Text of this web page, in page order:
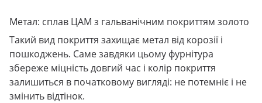
Метал: сплав ЦАМ з гальванічним покриттям золото
Такий вид покриття захищає метал від корозії і
пошкоджень. Саме завдяки цьому фурнітура
збереже міцність довгий час і колір покриття
залишиться в початковому вигляді: не потемніє і не
змінить відтінок.